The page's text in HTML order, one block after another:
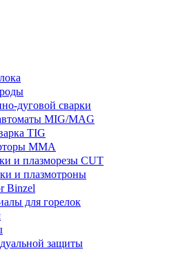
дуговой сварки
MIG/MAG
TIG
MMA
и плазморезы CUT
и плазмотроны
Binzel
для горелок
защиты